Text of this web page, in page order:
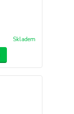
Skladem